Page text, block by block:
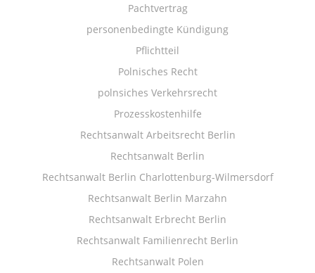
Pachtvertrag
personenbedingte Kündigung
Pflichtteil
Polnisches Recht
polnsiches Verkehrsrecht
Prozesskostenhilfe
Rechtsanwalt Arbeitsrecht Berlin
Rechtsanwalt Berlin
Rechtsanwalt Berlin Charlottenburg-Wilmersdorf
Rechtsanwalt Berlin Marzahn
Rechtsanwalt Erbrecht Berlin
Rechtsanwalt Familienrecht Berlin
Rechtsanwalt Polen